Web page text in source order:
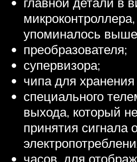
упоминалось
преобразователя;
супервизора;
чипа для
специального
выхода, который
принятия сигнала
часов, для